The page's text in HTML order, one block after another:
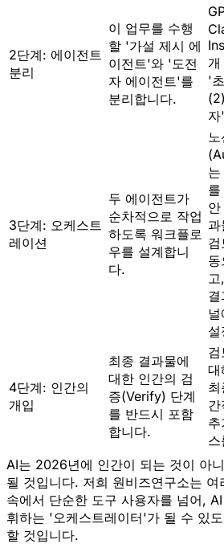
2단계: 에이전트
분리
이 업무를 수행
할 '가설 제시 에
이전트'와 '도전
자 에이전트'를
분리합니다.
개
'
자'
3단계: 오케스트
레이션
두 에이전트가
순차적으로 작업
하도록 워크플로
우를 설계합니
다.
과
4단계: 인간의
개입
최종 결과물에
대한 인간의 검
증(Verify) 단계
를 반드시 포함
합니다.
대
AI는 2026년에 인간이 되는 것이 아
될 것입니다. 저희 원비즈연구소는
속에서 단순한 도구 사용자를 넘어,
휘하는 '오케스트레이터'가 될 수 있
할 것입니다.